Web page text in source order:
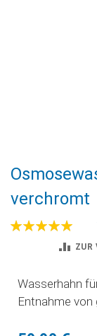
Anfang
Bildgalerie
springen
verchromt
Bewertung:
ZUR
Wasserhahn
Entnahme von